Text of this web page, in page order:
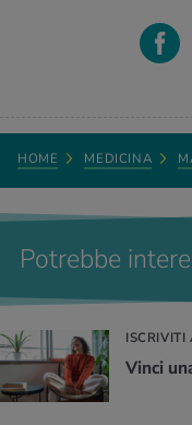
HOME MEDICINA
Potrebbe
ISCRIVITI
Vinci